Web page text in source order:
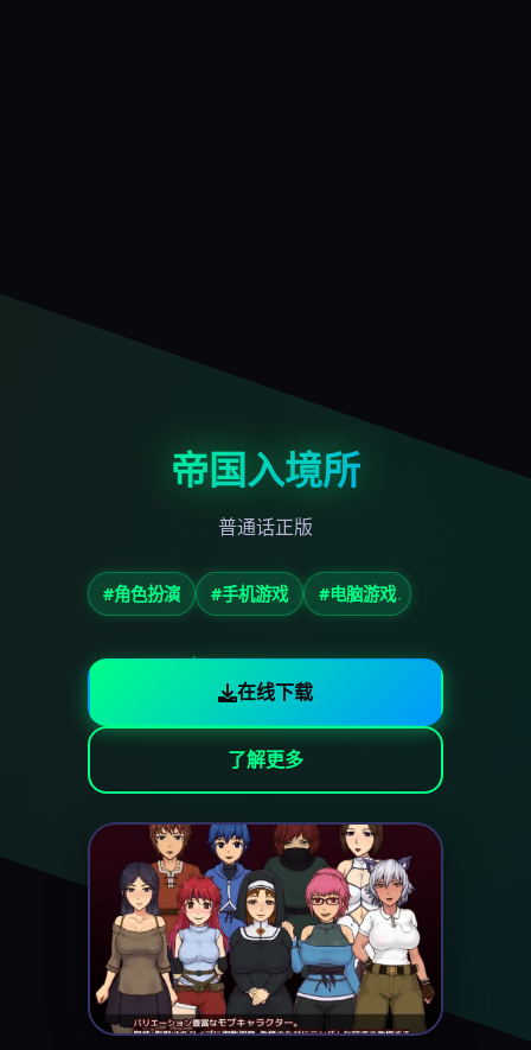
帝国入境所
普通话正版
#角色扮演 #手机游戏 #电脑游戏
在线下载
了解更多